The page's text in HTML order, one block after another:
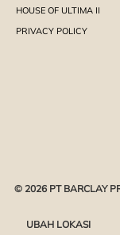
HOUSE OF ULTIMA II
PRIVACY POLICY
© 2026 PT BARCLAY
UBAH LOKASI